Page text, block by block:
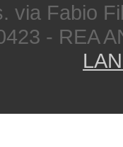
via Fabio
- REA